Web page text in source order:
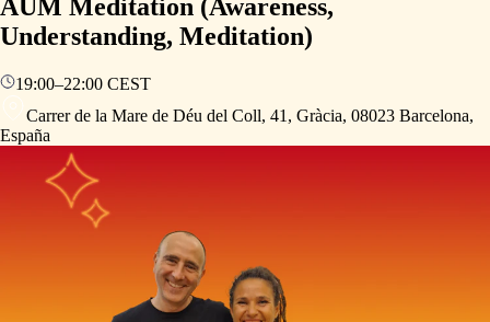
AUM Meditation (Awareness,
Understanding, Meditation)
19:00–22:00 CEST
Carrer de la Mare de Déu del Coll, 41, Gràcia, 08023 Barcelona,
España